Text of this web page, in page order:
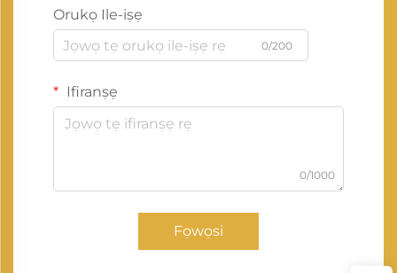
Orukọ Ile-iṣẹ
0/200
Ifiranṣẹ
0/1000
Fọwọsi